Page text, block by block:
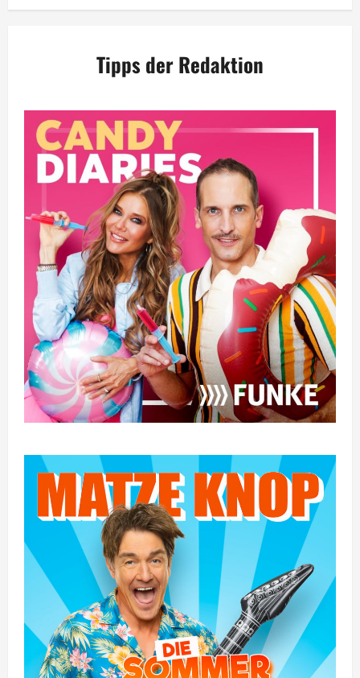
Tipps der Redaktion